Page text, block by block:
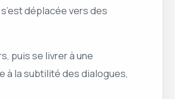
déplacée vers des
puis se livrer à une
à la subtilité des dialogues,